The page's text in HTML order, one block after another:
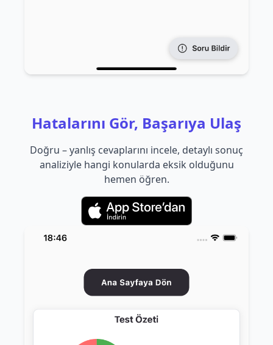
Hatalarını Gör, Başarıya Ulaş
Doğru – yanlış cevaplarını incele, detaylı sonuç
analiziyle hangi konularda eksik olduğunu
hemen öğren.